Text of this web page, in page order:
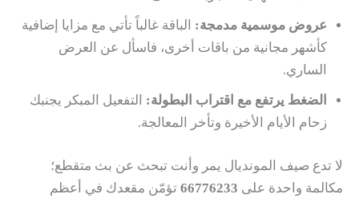
عروض موسمية مدمجة: الباقة غالباً تأتي مع مزايا إضافية
كأشهر مجانية من باقات أخرى، فاسأل عن العرض
الساري.
الضغط يرتفع مع اقتراب البطولة: التفعيل المبكر يجنبك
زحام الأيام الأخيرة وتأخر المعالجة.
لا تدع صيف المونديال يمر وأنت تبحث عن بث متقطع؛
مكالمة واحدة على 66776233 تؤمّن مقعدك في أعظم